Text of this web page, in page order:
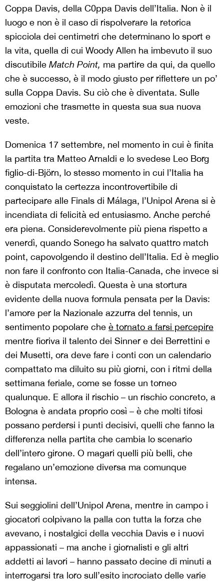
Coppa Davis, della C0ppa Davis dell’Italia. Non è il
luogo e non è il caso di rispolverare la retorica
spicciola dei centimetri che determinano lo sport e
la vita, quella di cui Woody Allen ha imbevuto il suo
discutibile Match Point, ma partire da qui, da quello
che è successo, è il modo giusto per riflettere un po’
sulla Coppa Davis. Su ciò che è diventata. Sulle
emozioni che trasmette in questa sua sua nuova
veste.
Domenica 17 settembre, nel momento in cui è finita
la partita tra Matteo Arnaldi e lo svedese Leo Borg
figlio-di-Björn, lo stesso momento in cui l’Italia ha
conquistato la certezza incontrovertibile di
partecipare alle Finals di Málaga, l’Unipol Arena si è
incendiata di felicità ed entusiasmo. Anche perché
era piena. Considerevolmente più piena rispetto a
venerdì, quando Sonego ha salvato quattro match
point, capovolgendo il destino dell’Italia. Ed è meglio
non fare il confronto con Italia-Canada, che invece si
è disputata mercoledì. Questa è una stortura
evidente della nuova formula pensata per la Davis:
l’amore per la Nazionale azzurra del tennis, un
sentimento popolare che è tornato a farsi percepire
mentre fioriva il talento dei Sinner e dei Berrettini e
dei Musetti, ora deve fare i conti con un calendario
compattato ma diluito su più giorni, con i ritmi della
settimana feriale, come se fosse un torneo
qualunque. E allora il rischio – un rischio concreto, a
Bologna è andata proprio così – è che molti tifosi
possano perdersi i punti decisivi, quelli che fanno la
differenza nella partita che cambia lo scenario
dell’intero girone. O magari quelli più belli, che
regalano un’emozione diversa ma comunque
intensa.
Sui seggiolini dell’Unipol Arena, mentre in campo i
giocatori colpivano la palla con tutta la forza che
avevano, i nostalgici della vecchia Davis e i nuovi
appassionati – ma anche i giornalisti e gli altri
addetti ai lavori – hanno passato decine di minuti a
interrogarsi tra loro sull’esito incrociato delle varie